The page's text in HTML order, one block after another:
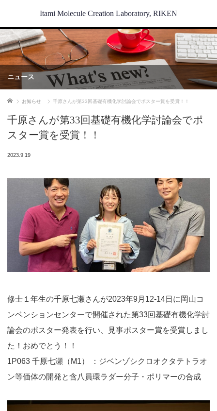
Itami Molecule Creation Laboratory, RIKEN
ニュース
ホーム お知らせ 千原さんが第33回基礎有機化学討論会でポスター賞を受賞！！
千原さんが第33回基礎有機化学討論会でポ
スター賞を受賞！！
2023.9.19
修士１年生の千原七瀬さんが2023年9月12-14日に岡山コ
ンベンションセンターで開催された第33回基礎有機化学討
論会のポスター発表を行い、見事ポスター賞を受賞しまし
た！おめでとう！！
1P063 千原七瀬（M1） ：ジベンゾシクロオクタテトラオ
ン等価体の開発と含八員環ラダー分子・ポリマーの合成